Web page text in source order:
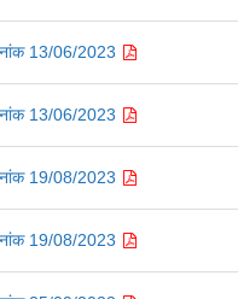
13/06/2023
13/06/2023
19/08/2023
19/08/2023